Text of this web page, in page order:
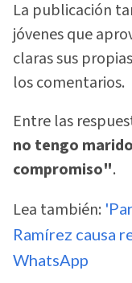
La publicación
jóvenes que
claras sus
los comentarios.
Entre las
no tengo
compromiso".
Lea también:
Ramírez causa
WhatsApp